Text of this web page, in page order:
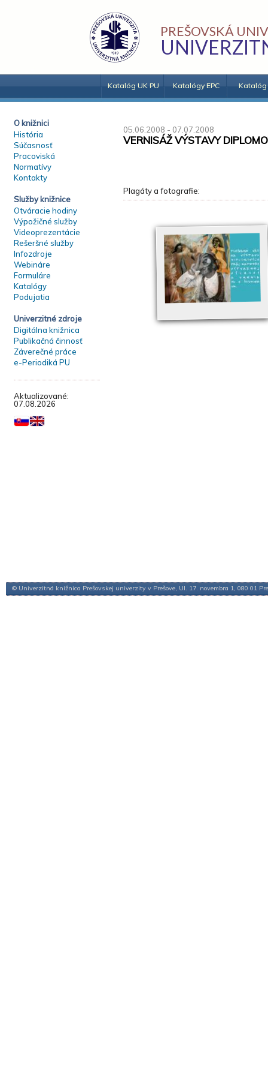
PREŠOVSKÁ
Katalóg UK PU Katalógy EPC Katalóg
O knižnici
História
Súčasnosť
Pracoviská
Normatívy
Kontakty
Služby knižnice
Otváracie hodiny
Výpožičné služby
Videoprezentácie
Rešeršné služby
Infozdroje
Webináre
Formuláre
Katalógy
Podujatia
Univerzitné zdroje
Digitálna knižnica
Publikačná činnosť
Záverečné práce
e-Periodiká PU
Aktualizované:
07.08.2026
05.06.2008 - 07.07.2008
VERNISÁŽ VÝSTAVY
Plagáty a fotografie:
© Univerzitná knižnica Prešovskej univerzity v Prešove, Ul. 17. novembra 1, 080 01